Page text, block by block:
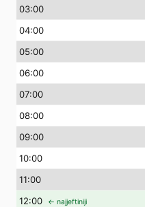
03:00
04:00
05:00
06:00
07:00
08:00
09:00
10:00
11:00
12:00 ← najjeftiniji